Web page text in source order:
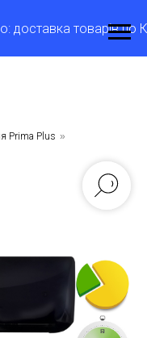
товарів по Києву
Prima Plus »